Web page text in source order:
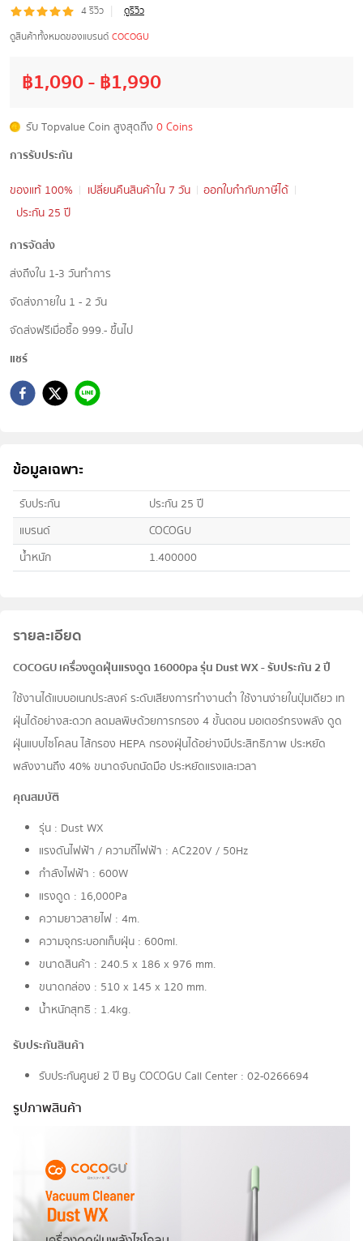
4รีวิว |
ดูรีวิว
ดูสินค้าทั้งหมดของแบรนด์ COCOGU
฿1,090- ฿1,990
รับ Topvalue Coin สูงสุดถึง 0 Coins
การรับประกัน
ของแท้ 100%
เปลี่ยนคืนสินค้าใน 7 วัน
ออกใบกำกับภาษีได้
ประกัน 25 ปี
การจัดส่ง
ส่งถึงใน 1-3 วันทำการ
จัดส่งภายใน 1 - 2 วัน
จัดส่งฟรีเมื่อซื้อ 999.- ขึ้นไป
แชร์
ข้อมูลเฉพาะ
รับประกัน
ประกัน 25 ปี
แบรนด์
COCOGU
น้ำหนัก
1.400000
รายละเอียด
COCOGU เครื่องดูดฝุ่นแรงดูด 16000pa รุ่น Dust WX - รับประกัน 2 ปี
ใช้งานได้แบบอเนกประสงค์ ระดับเสียงการทำงานต่ำ ใช้งานง่ายในปุ่มเดียว เท
ฝุ่นได้อย่างสะดวก ลดมลพิษด้วยการกรอง 4 ขั้นตอน มอเตอร์ทรงพลัง ดูด
ฝุ่นแบบไซโคลน ไส้กรอง HEPA กรองฝุ่นได้อย่างมีประสิทธิภาพ ประหยัด
พลังงานถึง 40% ขนาดจับถนัดมือ ประหยัดแรงและเวลา
คุณสมบัติ
รุ่น : Dust WX
แรงดันไฟฟ้า / ความถี่ไฟฟ้า : AC220V / 50Hz
กำลังไฟฟ้า : 600W
แรงดูด : 16,000Pa
ความยาวสายไฟ : 4m.
ความจุกระบอกเก็บฝุ่น : 600ml.
ขนาดสินค้า : 240.5 x 186 x 976 mm.
ขนาดกล่อง : 510 x 145 x 120 mm.
น้ำหนักสุทธิ : 1.4kg.
รับประกันสินค้า
รับประกันศูนย์ 2 ปี By COCOGU Call Center : 02-0266694
รูปภาพสินค้า